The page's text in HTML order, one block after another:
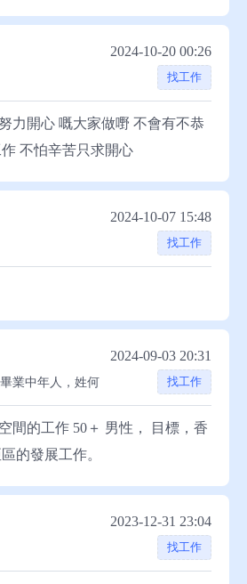
械雙料冠軍 🏆 非物質文化遺產
我評價】 「以
耕傳統武術現代化轉譯，擅長將
戰應用結合 ### 【求職意
2024-10-20 00:26
找工作
力開心 嘅大家做嘢 不會有不恭
不怕辛苦只求開心
2024-10-07 15:48
找工作
業中年人，姓何
2024-09-03 20:31
找工作
間的工作 50＋ 男性， 目標，香
的發展工作。
2023-12-31 23:04
找工作